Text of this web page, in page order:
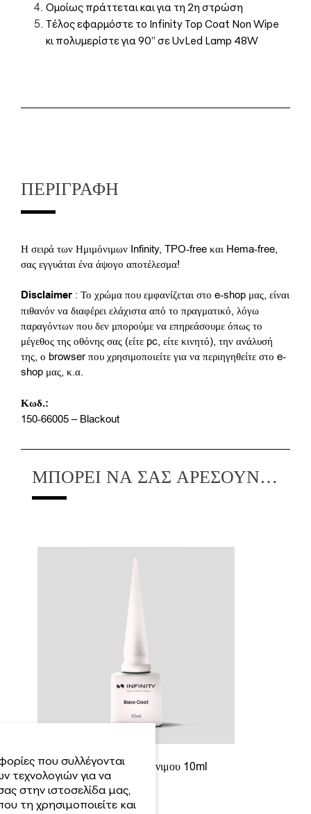
Ομοίως πράττεται και για τη 2η στρώση
Τέλος εφαρμόστε το Infinity Top Coat Non Wipe
κι πολυμερίστε για 90’’ σε UvLed Lamp 48W
ΠΕΡΙΓΡΑΦΉ
Η σειρά των Ημιμόνιμων Infinity, TPO-free και Hema-free,
σας εγγυάται ένα άψογο αποτέλεσμα!
Disclaimer : Το χρώμα που εμφανίζεται στο e-shop μας, είναι
πιθανόν να διαφέρει ελάχιστα από το πραγματικό, λόγω
παραγόντων που δεν μπορούμε να επηρεάσουμε όπως το
μέγεθος της οθόνης σας (είτε pc, είτε κινητό), την ανάλυσή
της, ο browser που χρησιμοποιείτε για να περιηγηθείτε στο e-
shop μας, κ.α.
Κωδ.:
150-66005 – Blackout
ΜΠΟΡΕΊ ΝΑ ΣΑΣ ΑΡΈΣΟΥΝ…
Infinity Bάση Ημιμόνιμου 10ml
9.30
που συλλέγονται
τεχνολογιών για να
στην ιστοσελίδα μας,
τη χρησιμοποιείτε και